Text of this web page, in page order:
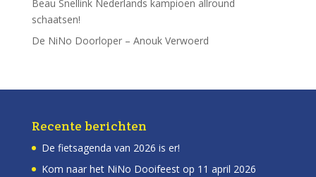
Beau Snellink Nederlands kampioen allround
schaatsen!
De NiNo Doorloper – Anouk Verwoerd
Recente berichten
De fietsagenda van 2026 is er!
Kom naar het NiNo Dooifeest op 11 april 2026